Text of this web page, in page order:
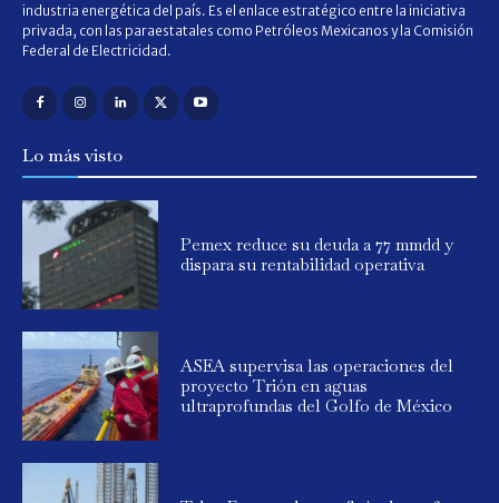
industria energética del país. Es el enlace estratégico entre la iniciativa
privada, con las paraestatales como Petróleos Mexicanos y la Comisión
Federal de Electricidad.
Lo más visto
Pemex reduce su deuda a 77 mmdd y
dispara su rentabilidad operativa
ASEA supervisa las operaciones del
proyecto Trión en aguas
ultraprofundas del Golfo de México